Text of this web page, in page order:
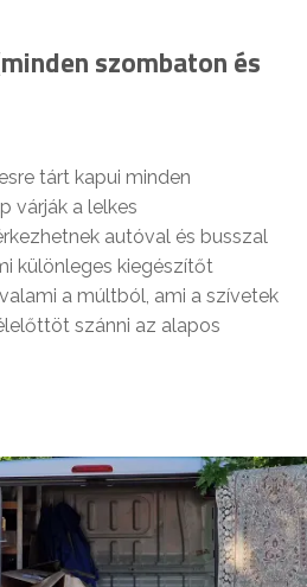
szombaton és
tárt kapui minden
várják a lelkes
autóval és busszal
különleges kiegészítőt
a múltból, ami a szívetek
szánni az alapos